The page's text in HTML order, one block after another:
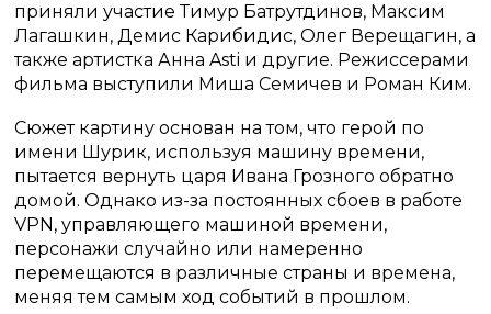
приняли участие Тимур Батрутдинов, Максим
Лагашкин, Демис Карибидис, Олег Верещагин, а
также артистка Анна Asti и другие. Режиссерами
фильма выступили Миша Семичев и Роман Ким.
Сюжет картину основан на том, что герой по
имени Шурик, используя машину времени,
пытается вернуть царя Ивана Грозного обратно
домой. Однако из-за постоянных сбоев в работе
VPN, управляющего машиной времени,
персонажи случайно или намеренно
перемещаются в различные страны и времена,
меняя тем самым ход событий в прошлом.